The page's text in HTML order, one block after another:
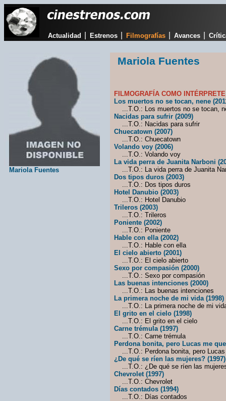
Actualidad Estrenos Filmografías Avances
Mariola Fuentes
Mariola Fuentes
FILMOGRAFÍA COMO
Los muertos no se tocan, nene
...T.O.: Los muertos no se tocan,
Nacidas para sufrir (2009)
...T.O.: Nacidas para sufrir
Chuecatown (2007)
...T.O.: Chuecatown
Volando voy (2006)
...T.O.: Volando voy
La vida perra de Juanita Narboni
...T.O.: La vida perra de Juanita
Dos tipos duros (2003)
...T.O.: Dos tipos duros
Hotel Danubio (2003)
...T.O.: Hotel Danubio
Trileros (2003)
...T.O.: Trileros
Poniente (2002)
...T.O.: Poniente
Hable con ella (2002)
...T.O.: Hable con ella
El cielo abierto (2001)
...T.O.: El cielo abierto
Sexo por compasión (2000)
...T.O.: Sexo por compasión
Las buenas intenciones (2000)
...T.O.: Las buenas intenciones
La primera noche de mi vida (1998)
...T.O.: La primera noche de mi
El grito en el cielo (1998)
...T.O.: El grito en el cielo
Carne trémula (1997)
...T.O.: Carne trémula
Perdona bonita, pero Lucas me
...T.O.: Perdona bonita, pero
¿De qué se ríen las mujeres? (1997)
...T.O.: ¿De qué se ríen las
Chevrolet (1997)
...T.O.: Chevrolet
Días contados (1994)
...T.O.: Días contados